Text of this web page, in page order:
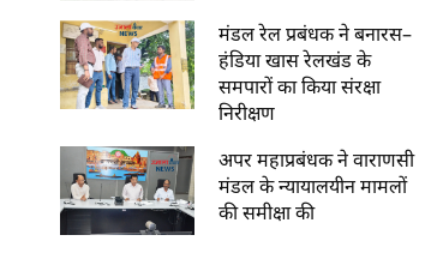
मंडल रेल प्रबंधक ने बनारस–
हंडिया खास रेलखंड के
समपारों का किया संरक्षा
निरीक्षण
अपर महाप्रबंधक ने वाराणसी
मंडल के न्यायालयीन मामलों
की समीक्षा की